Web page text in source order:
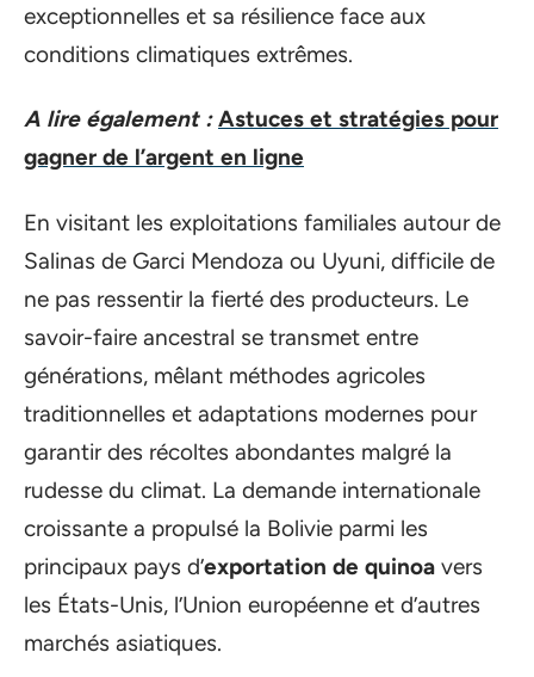
exceptionnelles et sa résilience face aux
conditions climatiques extrêmes.
A lire également : Astuces et stratégies pour
gagner de l’argent en ligne
En visitant les exploitations familiales autour de
Salinas de Garci Mendoza ou Uyuni, difficile de
ne pas ressentir la fierté des producteurs. Le
savoir-faire ancestral se transmet entre
générations, mêlant méthodes agricoles
traditionnelles et adaptations modernes pour
garantir des récoltes abondantes malgré la
rudesse du climat. La demande internationale
croissante a propulsé la Bolivie parmi les
principaux pays d’exportation de quinoa vers
les États-Unis, l’Union européenne et d’autres
marchés asiatiques.